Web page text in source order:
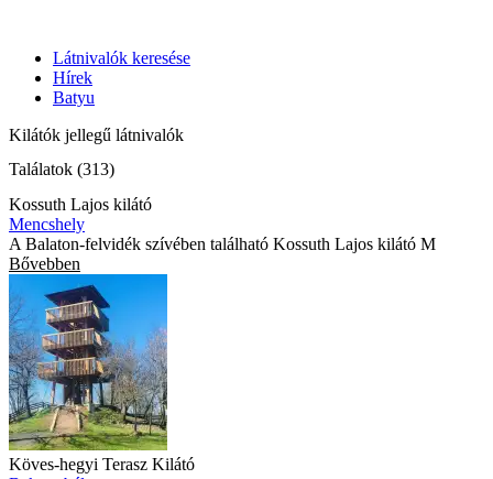
Látnivalók keresése
Hírek
Batyu
Kilátók jellegű látnivalók
Találatok (313)
Kossuth Lajos kilátó
Mencshely
A Balaton-felvidék szívében található Kossuth Lajos kilátó M
Bővebben
Köves-hegyi Terasz Kilátó